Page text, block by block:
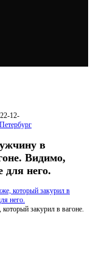
12-
в
Видимо,
для него.
закурил в вагоне.